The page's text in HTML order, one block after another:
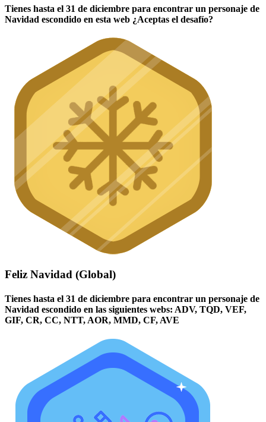
Tienes hasta el 31 de diciembre para encontrar un personaje de
Navidad escondido en esta web ¿Aceptas el desafío?
Feliz Navidad (Global)
Tienes hasta el 31 de diciembre para encontrar un personaje de
Navidad escondido en las siguientes webs: ADV, TQD, VEF,
GIF, CR, CC, NTT, AOR, MMD, CF, AVE